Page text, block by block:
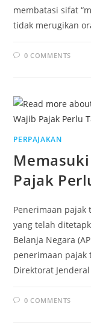
membatasi sifat
tidak merugikan
0 COMMENTS
PERPAJAKAN
Pajak
Penerimaan
yang telah
Belanja Negara
penerimaan
Direktorat
0 COMMENTS